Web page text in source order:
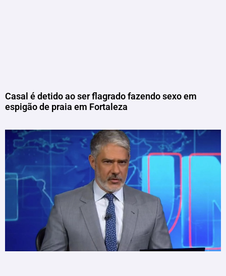
Casal é detido ao ser flagrado fazendo sexo em
espigão de praia em Fortaleza